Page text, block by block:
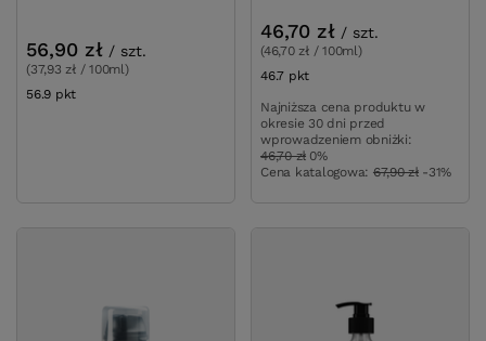
56,90 zł / szt.
(37,93 zł / 100ml)
56.9 pkt
46,70 zł / szt.
(46,70 zł / 100ml)
46.7 pkt
Najniższa cena produktu w
okresie 30 dni przed
wprowadzeniem obniżki:
46,70 zł 0%
Cena katalogowa: 67,90 zł -31%